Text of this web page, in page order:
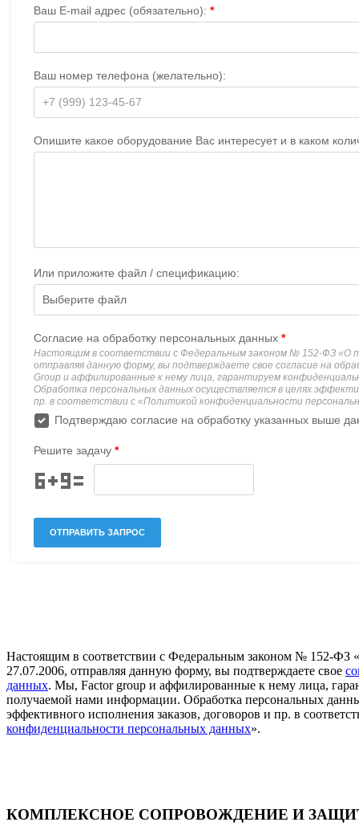
Настоящим в соответствии с Федеральным законом № 152-ФЗ
27.07.2006, отправляя данную форму, вы подтверждаете свое
данных. Мы, Factor group и аффилированные к нему лица,
получаемой нами информации. Обработка персональных
эффективного исполнения заказов, договоров и пр. в
конфиденциальности персональных данных».
КОМПЛЕКСНОЕ СОПРОВОЖДЕНИЕ И